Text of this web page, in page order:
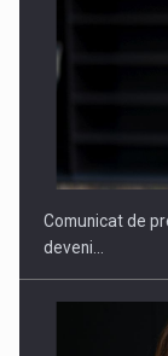
SAPTE
Comunicat de
deveni…